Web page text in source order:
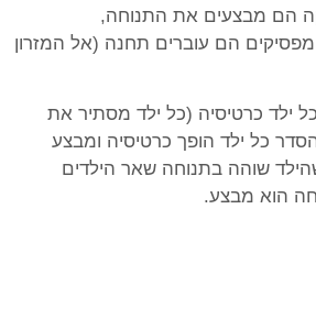
הם מבצעים את התנוחה,
הם עוברים תחנה (אל המזרון
ילד כרטיסיה (כל ילד מסתיר את
כל ילד הופך כרטיסיה ומבצע
שוהה בתנוחה שאר הילדים
הוא מבצע.